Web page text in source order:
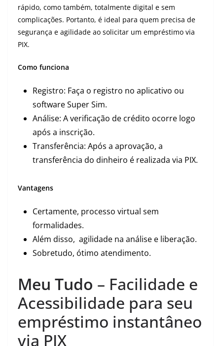
rápido, como também, totalmente digital e sem
complicações. Portanto, é ideal para quem precisa de
segurança e agilidade ao solicitar um empréstimo via
PIX.
Como funciona
Registro: Faça o registro no aplicativo ou
software Super Sim.
Análise: A verificação de crédito ocorre logo
após a inscrição.
Transferência: Após a aprovação, a
transferência do dinheiro é realizada via PIX.
Vantagens
Certamente, processo virtual sem
formalidades.
Além disso, agilidade na análise e liberação.
Sobretudo, ótimo atendimento.
Meu Tudo – Facilidade e
Acessibilidade para seu
empréstimo instantâneo
via PIX